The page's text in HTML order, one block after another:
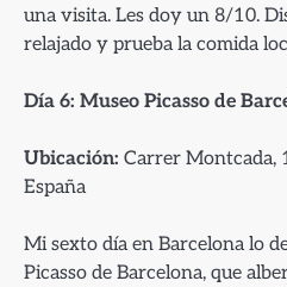
una visita. Les doy un 8/10.
relajado y prueba la comida
Día 6: Museo Picasso de
Ubicación: Carrer Montcada,
España
Mi sexto día en Barcelona lo
Picasso de Barcelona, que